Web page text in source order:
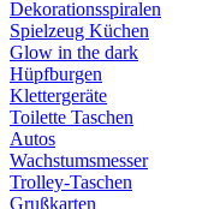
Dekorationsspiralen
Spielzeug Küchen
Glow in the dark
Hüpfburgen
Klettergeräte
Toilette Taschen
Autos
Wachstumsmesser
Trolley-Taschen
Grußkarten